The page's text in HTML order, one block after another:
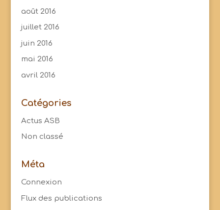
août 2016
juillet 2016
juin 2016
mai 2016
avril 2016
Catégories
Actus ASB
Non classé
Méta
Connexion
Flux des publications